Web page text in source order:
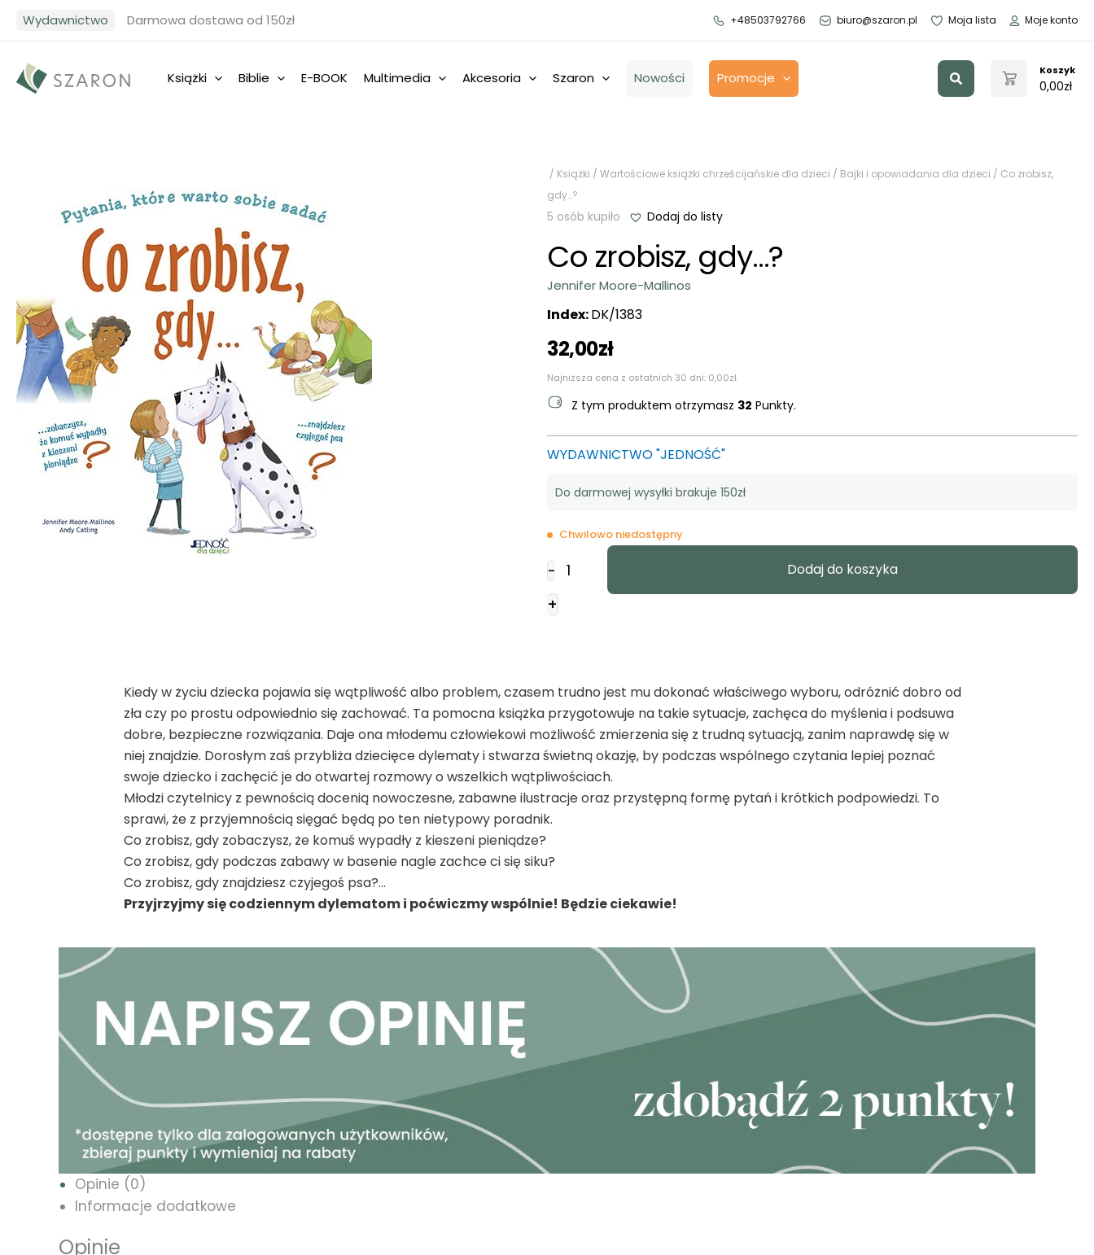
Wydawnictwo Darmowa dostawa od 150zł +48503792766 biuro@szaron.pl Moja lista Moje konto
Książki Biblie E-BOOK Multimedia Akcesoria Szaron Nowości Promocje Szukaj Koszyk
0,00zł
/ Książki / Wartościowe książki chrześcijańskie dla dzieci / Bajki i opowiadania dla dzieci / Co zrobisz,
gdy…?
5 osób kupiło Dodaj do listy
Co zrobisz, gdy…?
Jennifer Moore-Mallinos
Index:DK/1383
32,00zł
Najniższa cena z ostatnich 30 dni: 0,00zł.
Z tym produktem otrzymasz 32 Punkty.
WYDAWNICTWO "JEDNOŚĆ"
Do darmowej wysyłki brakuje 150zł
Chwilowo niedostępny
- Co
zrobisz,
gdy...?
+
Dodaj do koszyka
Kiedy w życiu dziecka pojawia się wątpliwość albo problem, czasem trudno jest mu dokonać właściwego wyboru, odróżnić dobro od
zła czy po prostu odpowiednio się zachować. Ta pomocna książka przygotowuje na takie sytuacje, zachęca do myślenia i podsuwa
dobre, bezpieczne rozwiązania. Daje ona młodemu człowiekowi możliwość zmierzenia się z trudną sytuacją, zanim naprawdę się w
niej znajdzie. Dorosłym zaś przybliża dziecięce dylematy i stwarza świetną okazję, by podczas wspólnego czytania lepiej poznać
swoje dziecko i zachęcić je do otwartej rozmowy o wszelkich wątpliwościach.
Młodzi czytelnicy z pewnością docenią nowoczesne, zabawne ilustracje oraz przystępną formę pytań i krótkich podpowiedzi. To
sprawi, że z przyjemnością sięgać będą po ten nietypowy poradnik.
Co zrobisz, gdy zobaczysz, że komuś wypadły z kieszeni pieniądze?
Co zrobisz, gdy podczas zabawy w basenie nagle zachce ci się siku?
Co zrobisz, gdy znajdziesz czyjegoś psa?…
Przyjrzyjmy się codziennym dylematom i poćwiczmy wspólnie! Będzie ciekawie!
Opinie (0)
Informacje dodatkowe
Opinie